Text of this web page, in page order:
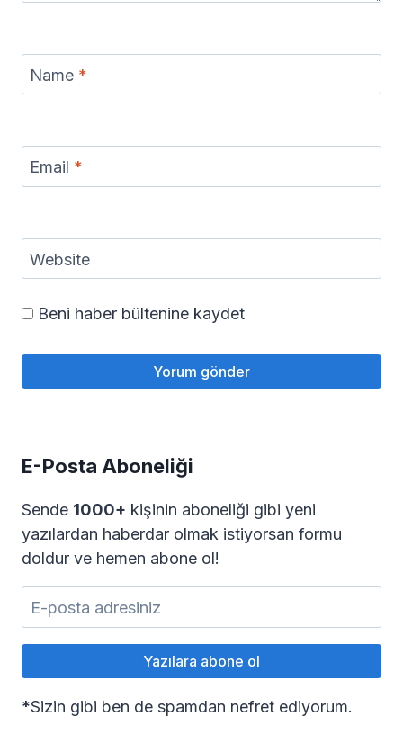
Name *
Email *
Website
Beni haber bültenine kaydet
E-Posta Aboneliği
Sende 1000+ kişinin aboneliği gibi yeni
yazılardan haberdar olmak istiyorsan formu
doldur ve hemen abone ol!
*Sizin gibi ben de spamdan nefret ediyorum.